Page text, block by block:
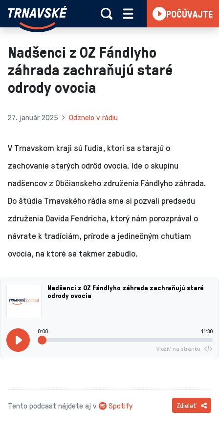
Skočiť na obsah
Trnavské
Vieme,
čo
sa
v
POČÚVAJTE
Nadšenci z OZ Fándlyho
záhrada zachraňujú staré
odrody ovocia
27. január 2025 Odznelo v rádiu
V Trnavskom kraji sú ľudia, ktorí sa starajú o
zachovanie starých odrôd ovocia. Ide o skupinu
nadšencov z Občianskeho združenia Fándlyho záhrada.
Do štúdia Trnavského rádia sme si pozvali predsedu
združenia Davida Fendricha, ktorý nám porozprával o
návrate k tradíciám, prírode a jedinečným chutiam
ovocia, na ktoré sa takmer zabudlo.
Nadšenci z OZ Fándlyho záhrada zachraňujú staré
odrody ovocia
0:00 11:30
Vložiť na stránku
Tento podcast nájdete aj v Spotify Zdielať